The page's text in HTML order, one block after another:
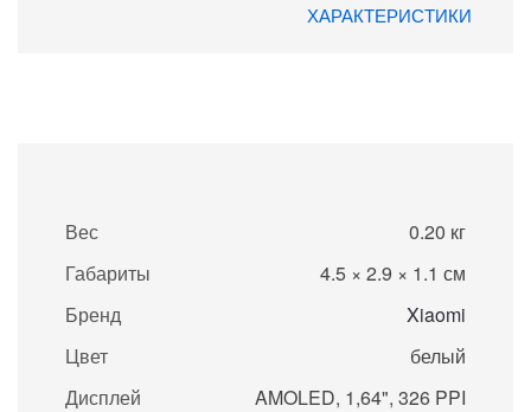
ХАРАКТЕРИСТИКИ
Вес
0.20 кг
Габариты
4.5 × 2.9 × 1.1 см
Бренд
Xiaomi
Цвет
белый
Дисплей
AMOLED, 1,64", 326 PPI